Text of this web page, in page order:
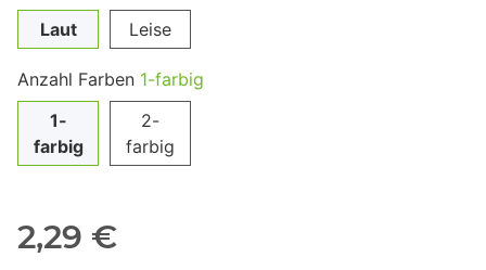
Laut
Leise
Anzahl Farben 1-farbig
1-
farbig
2-
farbig
2,29 €